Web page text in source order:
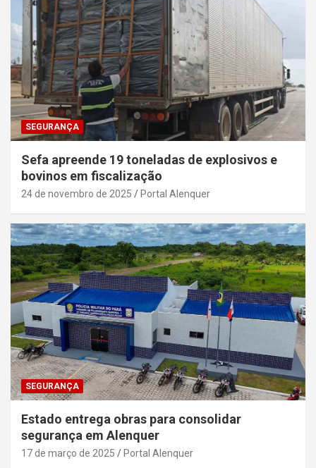
SEGURANÇA
Sefa apreende 19 toneladas de explosivos e
bovinos em fiscalização
24 de novembro de 2025 Portal Alenquer
SEGURANÇA
Estado entrega obras para consolidar
segurança em Alenquer
17 de março de 2025 Portal Alenquer